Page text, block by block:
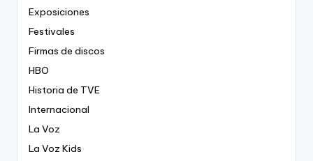
Exposiciones
Festivales
Firmas de discos
HBO
Historia de TVE
Internacional
La Voz
La Voz Kids